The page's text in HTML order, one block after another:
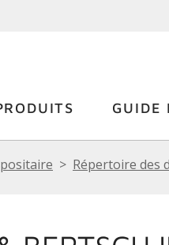
GUIDE
Répertoire des